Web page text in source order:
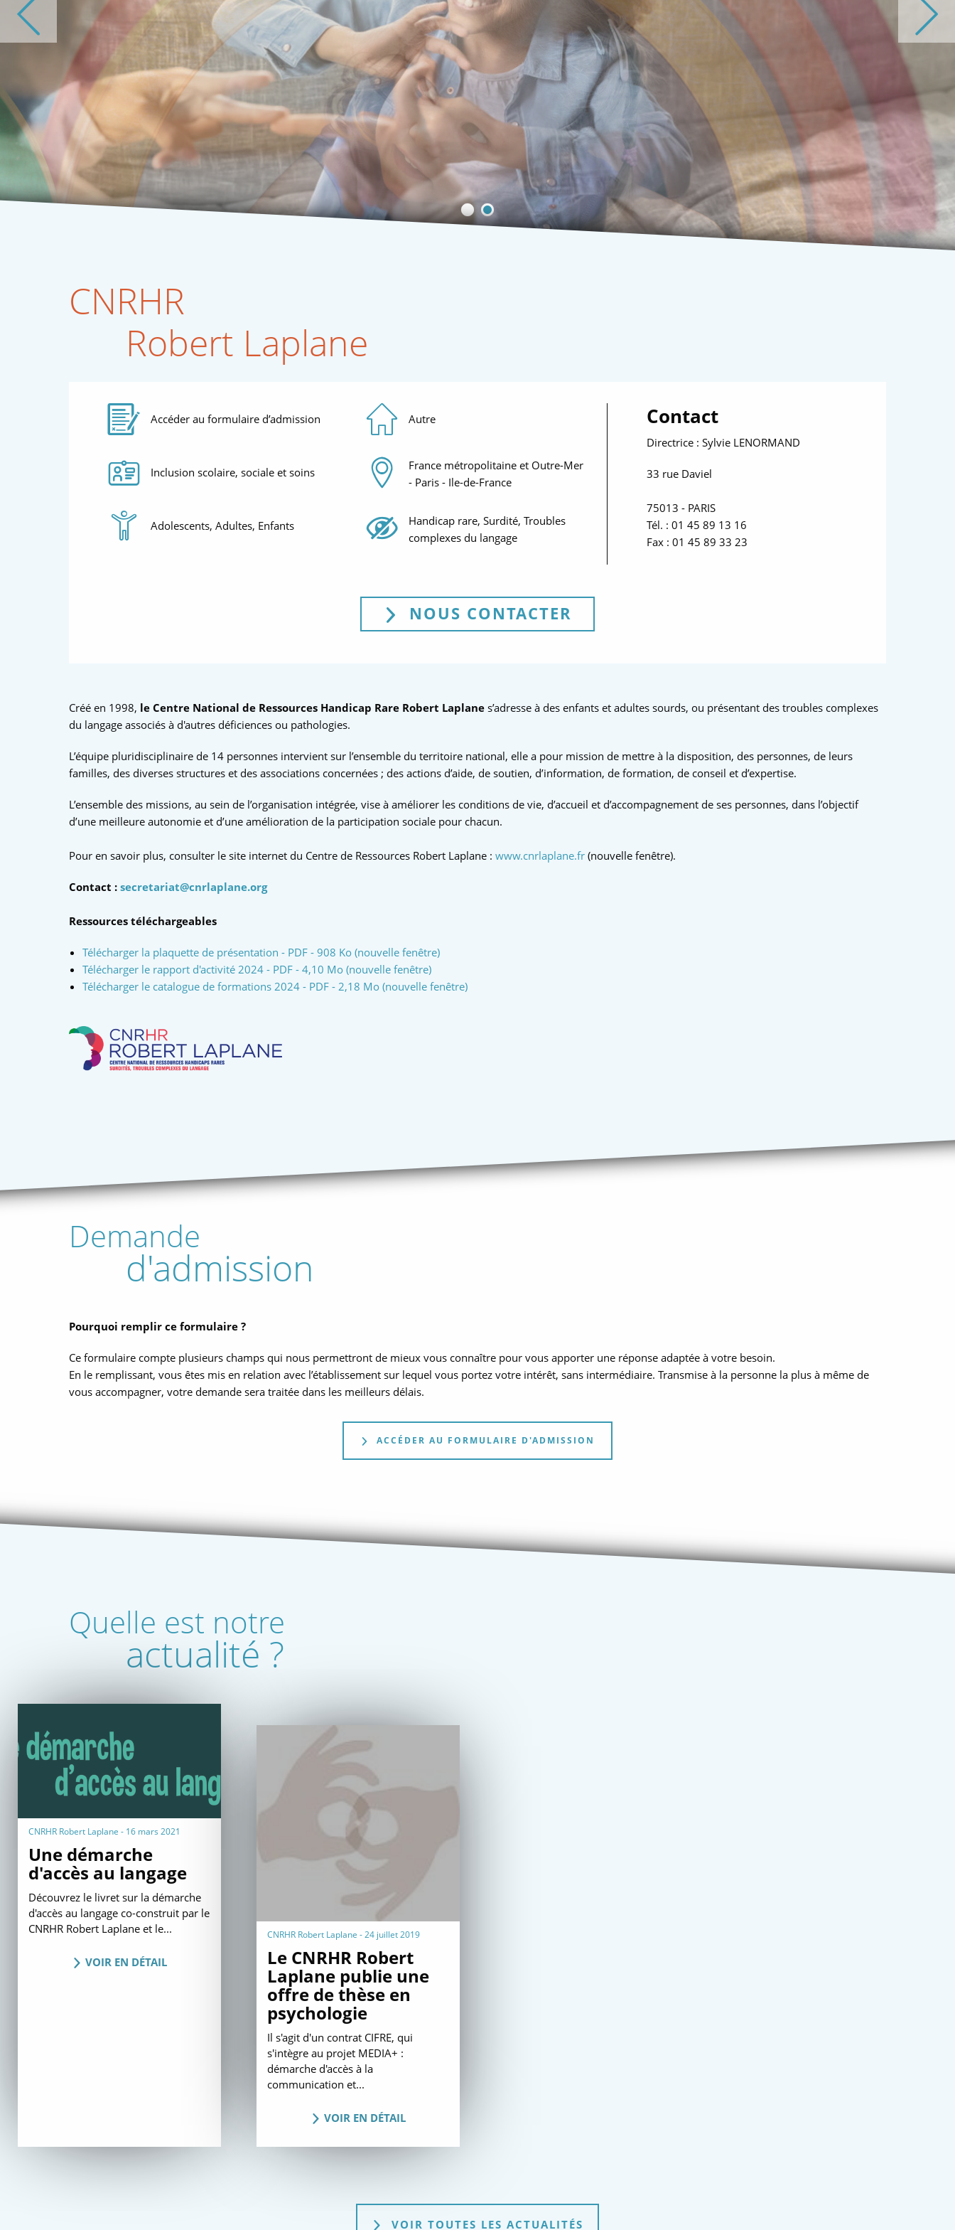
CNRHR
Robert Laplane
Accéder au formulaire d’admission
Thématiques
Inclusion scolaire, sociale et soins
Audience
Adolescents, Adultes, Enfants
Autre
Zone géographique
France métropolitaine et Outre-Mer
- Paris - Ile-de-France
Handicaps
Handicap rare, Surdité, Troubles
complexes du langage
Contact
Directrice : Sylvie LENORMAND
33 rue Daviel
75013 - PARIS
Tél. : 01 45 89 13 16
Fax : 01 45 89 33 23
NOUS CONTACTER
Créé en 1998, le Centre National de Ressources Handicap Rare Robert Laplane s’adresse à des enfants et adultes sourds, ou présentant des troubles complexes
du langage associés à d'autres déficiences ou pathologies.
L’équipe pluridisciplinaire de 14 personnes intervient sur l’ensemble du territoire national, elle a pour mission de mettre à la disposition, des personnes, de leurs
familles, des diverses structures et des associations concernées ; des actions d’aide, de soutien, d’information, de formation, de conseil et d’expertise.
L’ensemble des missions, au sein de l’organisation intégrée, vise à améliorer les conditions de vie, d’accueil et d’accompagnement de ses personnes, dans l’objectif
d’une meilleure autonomie et d’une amélioration de la participation sociale pour chacun.
Pour en savoir plus, consulter le site internet du Centre de Ressources Robert Laplane : www.cnrlaplane.fr (nouvelle fenêtre).
Contact : secretariat@cnrlaplane.org
Ressources téléchargeables
Télécharger la plaquette de présentation - PDF - 908 Ko (nouvelle fenêtre)
Télécharger le rapport d'activité 2024 - PDF - 4,10 Mo (nouvelle fenêtre)
Télécharger le catalogue de formations 2024 - PDF - 2,18 Mo (nouvelle fenêtre)
Demande
d'admission
Pourquoi remplir ce formulaire ?
Ce formulaire compte plusieurs champs qui nous permettront de mieux vous connaître pour vous apporter une réponse adaptée à votre besoin.
En le remplissant, vous êtes mis en relation avec l’établissement sur lequel vous portez votre intérêt, sans intermédiaire. Transmise à la personne la plus à même de
vous accompagner, votre demande sera traitée dans les meilleurs délais.
ACCÉDER AU FORMULAIRE D'ADMISSION
Quelle est notre
actualité ?
CNRHR Robert Laplane - 16 mars 2021
Une démarche
d'accès au langage
Découvrez le livret sur la démarche
d'accès au langage co-construit par le
CNRHR Robert Laplane et le...
VOIR EN DÉTAIL
CNRHR Robert Laplane - 24 juillet 2019
Le CNRHR Robert
Laplane publie une
offre de thèse en
psychologie
Il s'agit d'un contrat CIFRE, qui
s'intègre au projet MEDIA+ :
démarche d'accès à la
communication et...
VOIR EN DÉTAIL
VOIR TOUTES LES ACTUALITÉS